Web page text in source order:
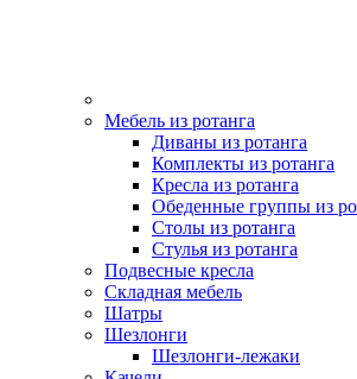
Мебель из ротанга
Диваны из ротанга
Комплекты из ротанга
Кресла из ротанга
Обеденные группы из
Столы из ротанга
Стулья из ротанга
Подвесные кресла
Складная мебель
Шатры
Шезлонги
Шезлонги-лежаки